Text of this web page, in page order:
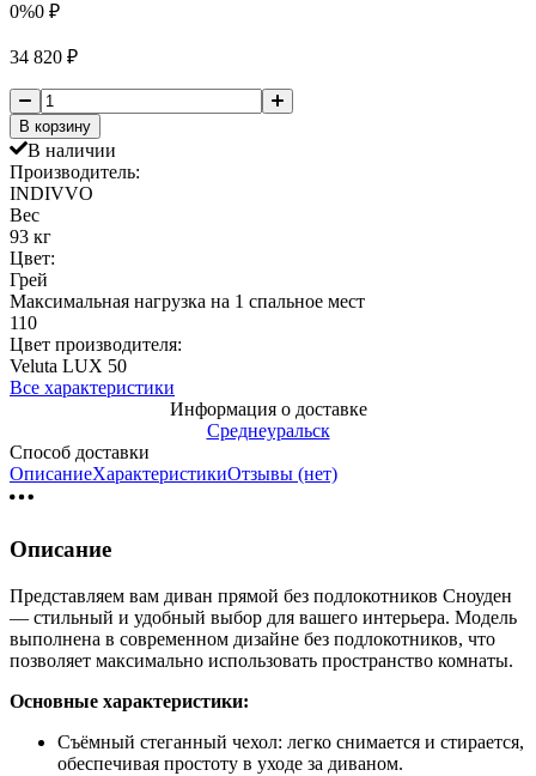
0%0 ₽
34 820 ₽
В корзину
В наличии
Производитель:
INDIVVO
Вес
93 кг
Цвет:
Грей
Максимальная нагрузка на 1 спальное мест
110
Цвет производителя:
Velutа LUX 50
Все характеристики
Информация о доставке
Среднеуральск
Способ доставки
ОписаниеХарактеристикиОтзывы (нет)
Описание
Представляем вам диван прямой без подлокотников Сноуден
— стильный и удобный выбор для вашего интерьера. Модель
выполнена в современном дизайне без подлокотников, что
позволяет максимально использовать пространство комнаты.
Основные характеристики:
Съёмный стеганный чехол: легко снимается и стирается,
обеспечивая простоту в уходе за диваном.